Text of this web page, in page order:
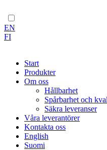
EN
FI
Start
Produkter
Om oss
Hållbarhet
Spårbarhet och
Säkra leveranser
Våra leverantörer
Kontakta oss
English
Suomi